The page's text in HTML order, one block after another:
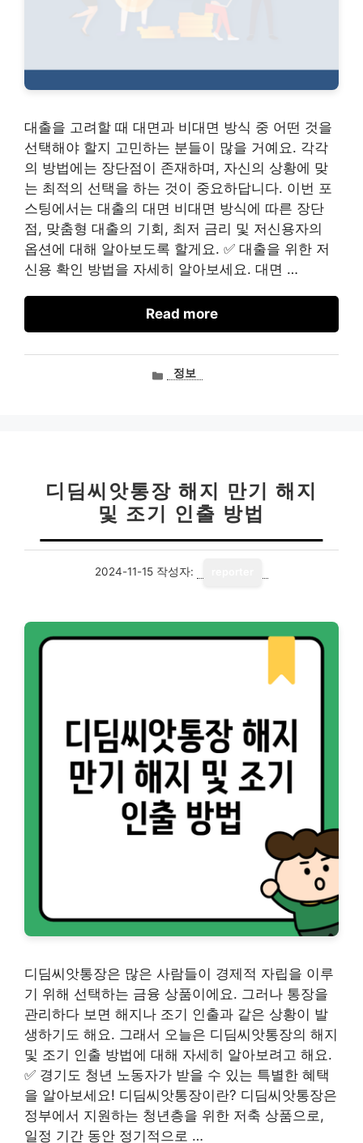
대출을 고려할 때 대면과 비대면 방식 중 어떤 것을
선택해야 할지 고민하는 분들이 많을 거예요. 각각
의 방법에는 장단점이 존재하며, 자신의 상황에 맞
는 최적의 선택을 하는 것이 중요하답니다. 이번 포
스팅에서는 대출의 대면 비대면 방식에 따른 장단
점, 맞춤형 대출의 기회, 최저 금리 및 저신용자의
옵션에 대해 알아보도록 할게요. ✅ 대출을 위한 저
신용 확인 방법을 자세히 알아보세요. 대면 …
Read more
카정보
디딤씨앗통장 해지 만기 해지
및 조기 인출 방법
2024-11-15 작성자:
디딤씨앗통장은 많은 사람들이 경제적 자립을 이루
기 위해 선택하는 금융 상품이에요. 그러나 통장을
관리하다 보면 해지나 조기 인출과 같은 상황이 발
생하기도 해요. 그래서 오늘은 디딤씨앗통장의 해지
및 조기 인출 방법에 대해 자세히 알아보려고 해요.
✅ 경기도 청년 노동자가 받을 수 있는 특별한 혜택
을 알아보세요! 디딤씨앗통장이란? 디딤씨앗통장은
정부에서 지원하는 청년층을 위한 저축 상품으로,
일정 기간 동안 정기적으로 …